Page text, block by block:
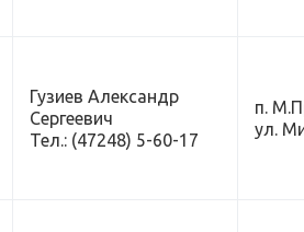
Гузиев Александр
Сергеевич
Тел.: (47248) 5-60-17
п.
ул.